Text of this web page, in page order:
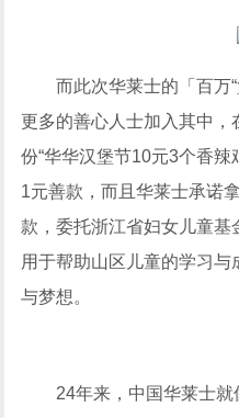
而此次华莱士的「百万
更多的善心人士加入其中，
份“华华汉堡节10元3个香辣
1元善款，而且华莱士承诺
款，委托浙江省妇女儿童基
用于帮助山区儿童的学习
与梦想。
24年来，中国华莱士